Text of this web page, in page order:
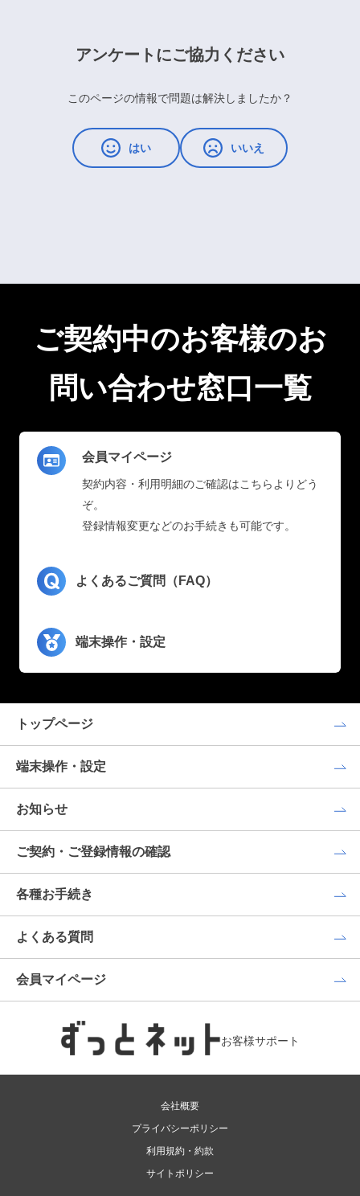
アンケートにご協力ください
このページの情報で問題は解決しましたか？
はい いいえ
ご契約中のお客様のお
問い合わせ窓口一覧
会員マイページ
契約内容・利用明細のご確認はこちらよりどう
ぞ。
登録情報変更などのお手続きも可能です。
よくあるご質問（FAQ）
端末操作・設定
トップページ
端末操作・設定
お知らせ
ご契約・ご登録情報の確認
各種お手続き
よくある質問
会員マイページ
お客様サポート
会社概要
プライバシーポリシー
利用規約・約款
サイトポリシー